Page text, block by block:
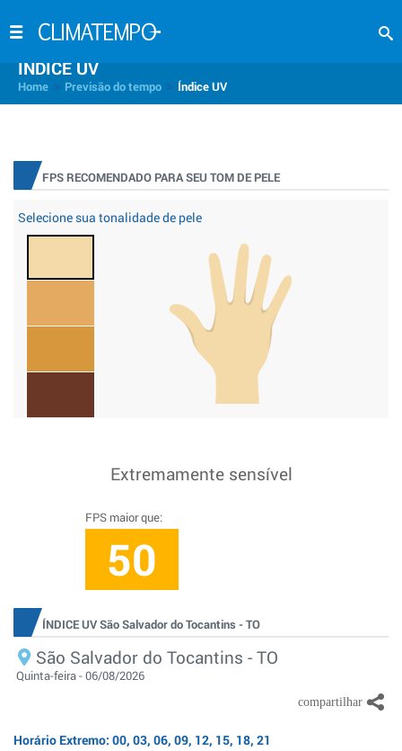
INDICE UV
Home Previsão do tempo Índice UV
FPS RECOMENDADO PARA SEU TOM DE PELE
Selecione sua tonalidade de pele
Extremamente sensível
FPS maior que:
50
ÍNDICE UV São Salvador do Tocantins - TO
São Salvador do Tocantins - TO
Quinta-feira - 06/08/2026
Horário Extremo: 00, 03, 06, 09, 12, 15, 18, 21